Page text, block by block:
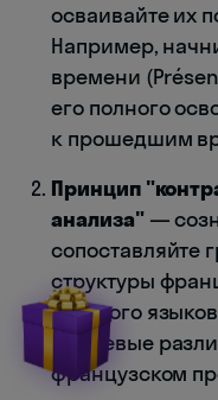
осваивайте их
Например,
времени
его полного
к прошедшим
Принцип
анализа"—
сопоставляйте
структуры
русского
ключевые
французском